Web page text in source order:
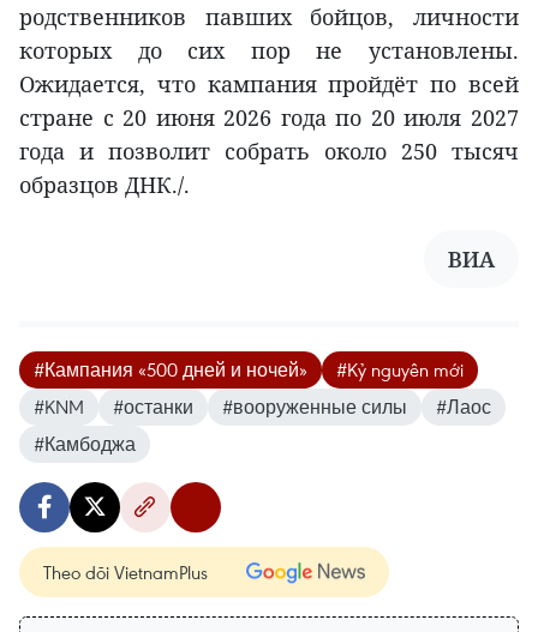
родственников павших бойцов, личности
которых до сих пор не установлены.
Ожидается, что кампания пройдёт по всей
стране с 20 июня 2026 года по 20 июля 2027
года и позволит собрать около 250 тысяч
образцов ДНК./.
ВИА
#Кампания «500 дней и ночей»
#Kỷ nguyên mới
#KNM
#останки #вооруженные силы
#Лаос
#Камбоджа
Theo dõi VietnamPlus